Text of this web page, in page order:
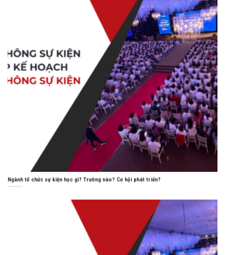
Ngành tổ chức sự kiện học gì? Trường nào? Cơ hội phát triển?